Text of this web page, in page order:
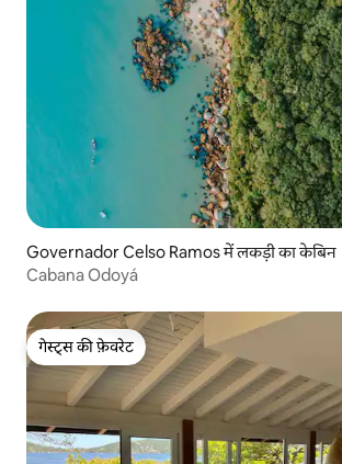
Governador Celso Ramos में लकड़ी का केबिन
Cabana Odoyá
गेस्ट्स की फ़ेवरेट
गेस्ट्स की फ़ेवरेट